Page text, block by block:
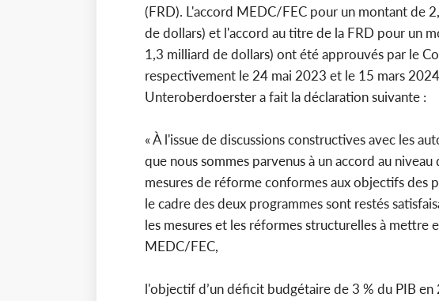
(FRD). L'accord MEDC/FEC pour un montant de
de dollars) et l'accord au titre de la FRD pour un
1,3 milliard de dollars) ont été approuvés par le
respectivement le 24 mai 2023 et le 15 mars
Unteroberdoerster a fait la déclaration suivante :
« À l'issue de discussions constructives avec les
que nous sommes parvenus à un accord au
mesures de réforme conformes aux objectifs des
le cadre des deux programmes sont restés
les mesures et les réformes structurelles à mettre
MEDC/FEC,
l'objectif d’un déficit budgétaire de 3 % du PIB